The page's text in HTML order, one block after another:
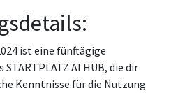
ist eine fünftägige
AI HUB, die dir
Kenntnisse für die Nutzung